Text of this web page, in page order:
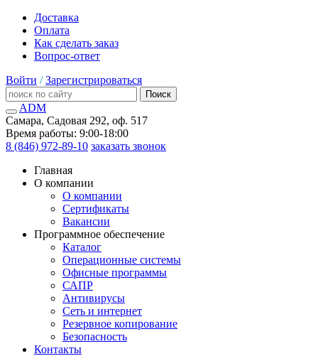
Доставка
Оплата
Как сделать заказ
Вопрос-ответ
Войти / Зарегистрироваться
Поиск
ADM
Самара, Садовая 292, оф. 517
Время работы: 9:00-18:00
8 (846) 972-89-10 заказать звонок
Главная
О компании
О компании
Сертификаты
Вакансии
Программное обеспечение
Каталог
Операционные системы
Офисные программы
САПР
Антивирусы
Сеть и интернет
Резервное копирование
Безопасность
Контакты